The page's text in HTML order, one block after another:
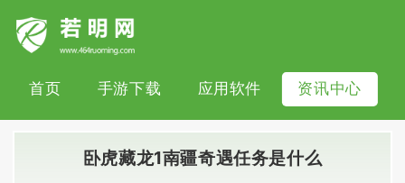
首页 手游下载 应用软件 资讯中心
卧虎藏龙1南疆奇遇任务是什么